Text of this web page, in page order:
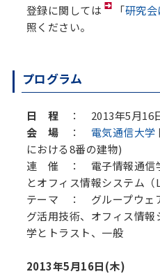
登録に関しては
「研究会
照ください。
プログラム
日 程 ： 2013年5月16
会 場 ： 電気通信大学
における8番の建物)
連 催 ： 電子情報通信
とオフィス情報システム
テーマ ： グループウェ
グ活用技術、オフィス情
学とトラスト、一般
2013年5月16日(木)